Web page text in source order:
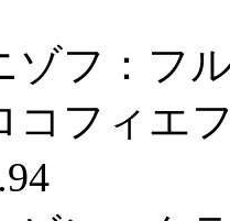
フ：フ
フィエ